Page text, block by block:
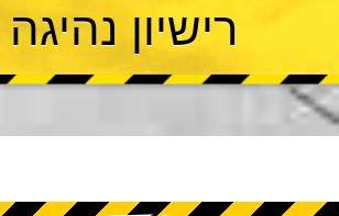
רישיון נהיגה